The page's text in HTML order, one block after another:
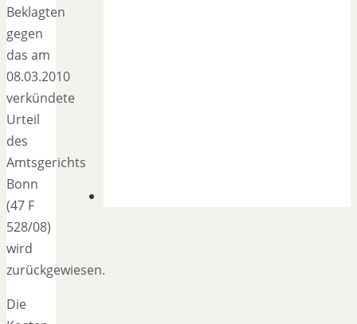
Beklagten
gegen
das am
08.03.2010
verkündete
Urteil
des
Amtsgerichts
Bonn
(47 F
528/08)
wird
zurückgewiesen.
Die